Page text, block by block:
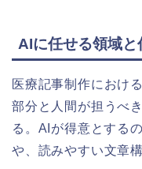
AIに任せる領域
医療記事制作におけ
部分と人間が担うべ
る。AIが得意とする
や、読みやすい文章